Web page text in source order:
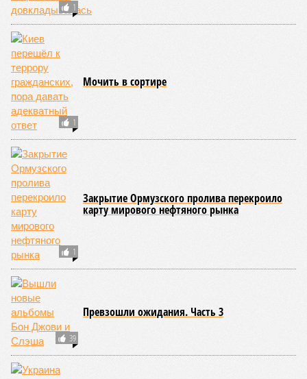
1
1
Мочить в сортире
1
Закрытие Ормузского пролива перекроило
карту мирового нефтяного рынка
39
Превзошли ожидания. Часть 3